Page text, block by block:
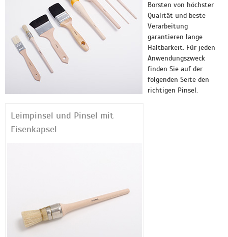
Borsten von höchster
Qualität und beste
Verarbeitung
garantieren lange
Haltbarkeit. Für jeden
Anwendungszweck
finden Sie auf der
folgenden Seite den
richtigen Pinsel.
Leimpinsel und Pinsel mit
Eisenkapsel